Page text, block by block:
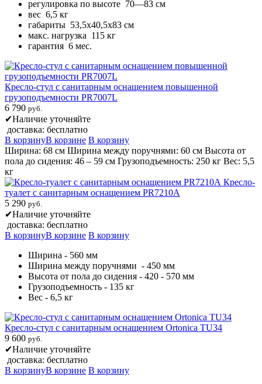
регулировка по высоте 70—83 см
вес 6,5 кг
габариты 53,5х40,5х83 см
макс. нагрузка 115 кг
гарантия 6 мес.
Кресло-стул с санитарным оснащением повышенной
грузоподъемности PR7007L
6 790 руб.
✔Наличие уточняйте
доставка: бесплатно
В корзинуВ корзине В корзину
Ширина: 68 см Ширина между поручнями: 60 см Высота от
пола до сидения: 46 – 59 см Грузоподъемность: 250 кг Вес: 5,5
кг
Кресло-
туалет с санитарным оснащением PR7210A
5 290 руб.
✔Наличие уточняйте
доставка: бесплатно
В корзинуВ корзине В корзину
Ширина - 560 мм
Ширина между поручнями - 450 мм
Высота от пола до сидения - 420 - 570 мм
Грузоподъемность - 135 кг
Вес - 6,5 кг
Кресло-стул с санитарным оснащением Ortonica TU34
9 600 руб.
✔Наличие уточняйте
доставка: бесплатно
В корзинуВ корзине В корзину